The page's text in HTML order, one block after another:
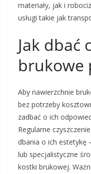
materiały, jak i
usługi takie jak
Jak dbać
brukowe
Aby nawierzchnie
bez potrzeby
zadbać o ich
Regularne
dbania o ich estetykę
lub specjalistyczne
kostki brukowej.